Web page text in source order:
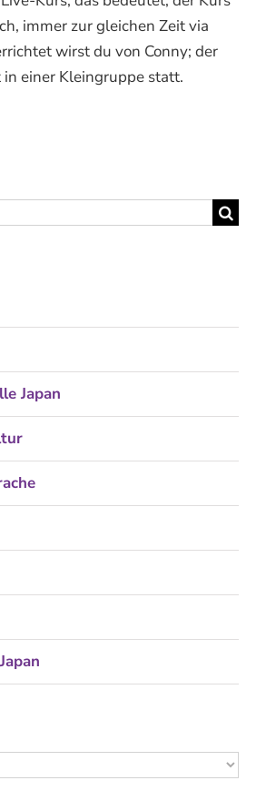
immer zur gleichen Zeit via
wirst du von Conny; der
einer Kleingruppe statt.
Japan